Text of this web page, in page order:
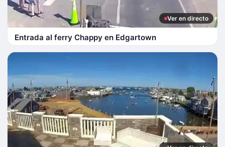
Ver en directo
Entrada al ferry Chappy en Edgartown